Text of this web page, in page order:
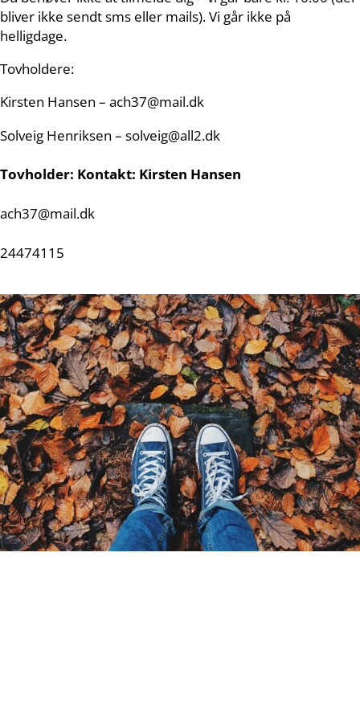
bliver ikke sendt sms eller mails). Vi går ikke på
helligdage.
Tovholdere:
Kirsten Hansen – ach37@mail.dk
Solveig Henriksen – solveig@all2.dk
Tovholder: Kontakt: Kirsten Hansen
ach37@mail.dk
24474115